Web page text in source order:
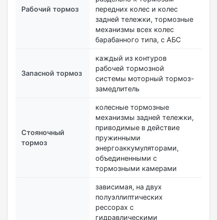
Рабочий тормоз
передних колес и колес
задней тележки, тормозные
механизмы всех колес
барабанного типа, с АБС
Запасной тормоз
каждый из контуров
рабочей тормозной
системы моторный тормоз-
замедлитель
Стояночный
тормоз
колесные тормозные
механизмы задней тележки,
приводимые в действие
пружинными
энергоаккумуляторами,
объединенными с
тормозными камерами
зависимая, на двух
полуэллиптических
рессорах с
гидравлическими